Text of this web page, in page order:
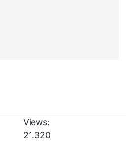
Views:
21.320